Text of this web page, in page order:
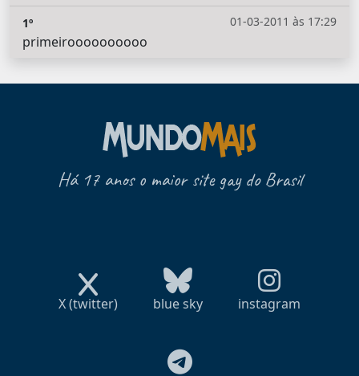
01-03-2011 às 17:29
1º
primeiroooooooooo
Há 17 anos o maior site gay do Brasil
X (twitter) blue sky instagram